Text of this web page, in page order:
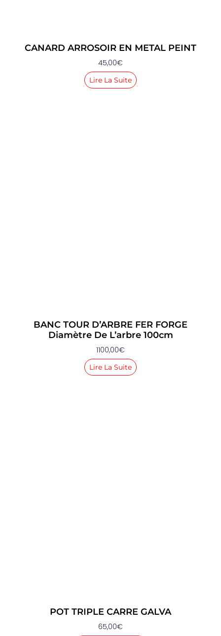
CANARD ARROSOIR EN METAL PEINT
45,00€
Lire La Suite
BANC TOUR D’ARBRE FER FORGE
Diamètre De L’arbre 100cm
1100,00€
Lire La Suite
POT TRIPLE CARRE GALVA
65,00€